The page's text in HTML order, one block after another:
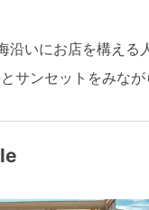
沿いにお店を構える
サンセットをみな